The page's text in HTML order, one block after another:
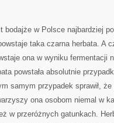
bodajże w Polsce najbardziej
taka czarna herbata. A
ona w wyniku fermentacji
powstała absolutnie
samym przypadek sprawił,
ona osobom niemal w
w przeróżnych gatunkach.